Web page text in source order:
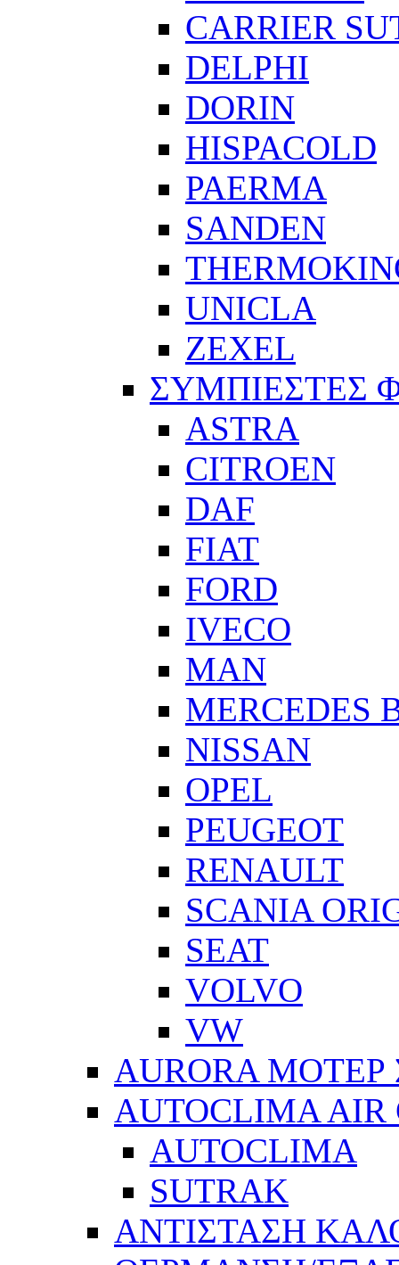
CARRIER
DELPHI
DORIN
HISPACOLD
PAERMA
SANDEN
UNICLA
ZEXEL
ΣΥΜΠΙΕΣΤΕΣ
ASTRA
CITROEN
DAF
FIAT
FORD
IVECO
MAN
MERCEDES
NISSAN
OPEL
PEUGEOT
RENAULT
SCANIA
SEAT
VOLVO
VW
AURORA
AUTOCLIMA AIR
AUTOCLIMA
SUTRAK
ΑΝΤΙΣΤΑΣΗ